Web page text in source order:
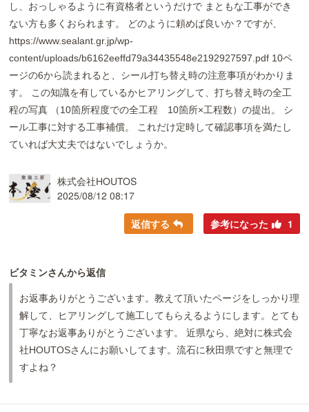
し、おっしゃるように有資格者というだけで まともな工事ができ
ない方も多くおられます。 どのように頼めば良いか？ですが、
https://www.sealant.gr.jp/wp-
content/uploads/b6162eeffd79a34435548e2192927597.pdf 10ペ
ージの6から読まれると、シール打ち替え時の注意事項がわかりま
す。 この知識を有しているかヒアリングして、打ち替え時の全工
程の写真 （10箇所程度での全工程 10箇所×工程数）の提出。 シ
ール工事に対する工事補償。 これだけ定時して確認事項を満たし
ていれば大丈夫ではないでしょうか。
株式会社HOUTOS
2025/08/12 08:17
返信する 参考になった 1
ビタミンさんから返信
お返事ありがとうございます。教えて頂いたページをしっかり理
解して、ヒアリングして施工してもらえるようにします。とても
丁寧なお返事ありがとうございます。 近県なら、絶対に株式会
社HOUTOSさんにお願いしてます。流石に秋田県ですと無理で
すよね？